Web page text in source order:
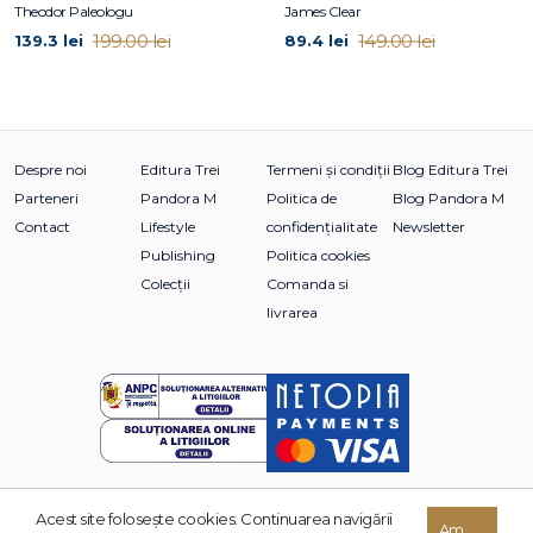
Theodor Paleologu
139.3 lei 199.00 lei
James Clear
89.4 lei 149.00 lei
Despre noi
Parteneri
Contact
Editura Trei
Pandora M
Lifestyle
Publishing
Colecții
Termeni și condiții
Politica de
confidențialitate
Politica cookies
Comanda si
livrarea
Blog Editura Trei
Blog Pandora M
Newsletter
© 2026 Grupul Editorial TREI. Toate drepturile rezervate.
Acest site foloseşte cookies. Continuarea navigării